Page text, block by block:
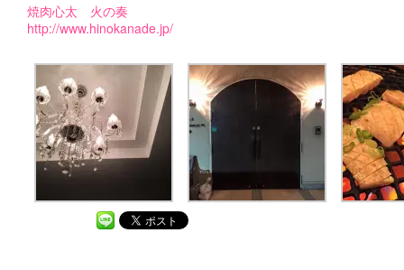
焼肉心太 火の奏
http://www.hinokanade.jp/